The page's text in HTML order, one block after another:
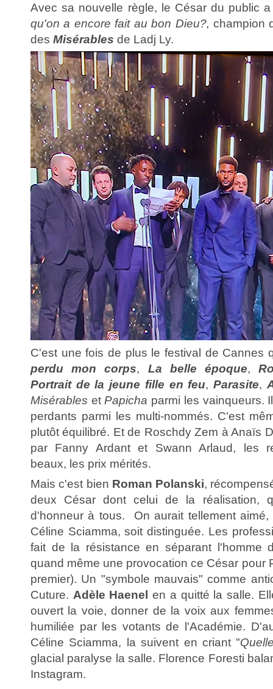
Avec sa nouvelle règle, le César du public
qu'on a encore fait au bon Dieu?, champion
des Misérables de Ladj Ly.
C'est une fois de plus le festival de Cannes
perdu mon corps, La belle époque,
Portrait de la jeune fille en feu,Parasite,
Misérables etPapicha parmi les vainqueurs.
perdants parmi les multi-nommés. C'est
plutôt équilibré. Et de Roschdy Zem à Anaïs
par Fanny Ardant et Swann Arlaud, les
beaux, les prix mérités.
Mais c'est bien Roman Polanski,
deux César dont celui de la réalisation,
d'honneur à tous. On aurait tellement
Céline Sciamma, soit distinguée. Les
fait de la résistance en séparant l'homme
quand même une provocation ce César pour
premier). Un "symbole mauvais" comme
Cuture. Adèle Haenelen a quitté la salle.
ouvert la voie, donner de la voix aux
humiliée par les votants de l'Académie.
Céline Sciamma, la suivent en criant "
glacial paralyse la salle. Florence Foresti
Instagram.